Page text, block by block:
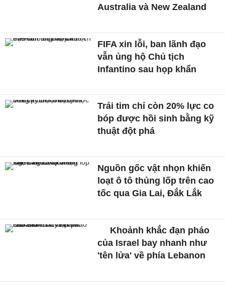
Australia và New Zealand
FIFA xin lỗi, ban lãnh đạo
vẫn ủng hộ Chủ tịch
Infantino sau họp khẩn
Trái tim chỉ còn 20% lực co
bóp được hồi sinh bằng kỹ
thuật đột phá
Nguồn gốc vật nhọn khiến
loạt ô tô thủng lốp trên cao
tốc qua Gia Lai, Đắk Lắk
Khoảnh khắc đạn pháo
của Israel bay nhanh như
'tên lửa' về phía Lebanon